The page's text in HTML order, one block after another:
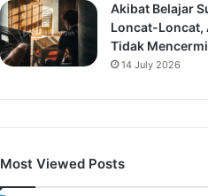
Akibat Belajar
Loncat-Loncat,
Tidak
14 July 2026
Most Viewed Posts